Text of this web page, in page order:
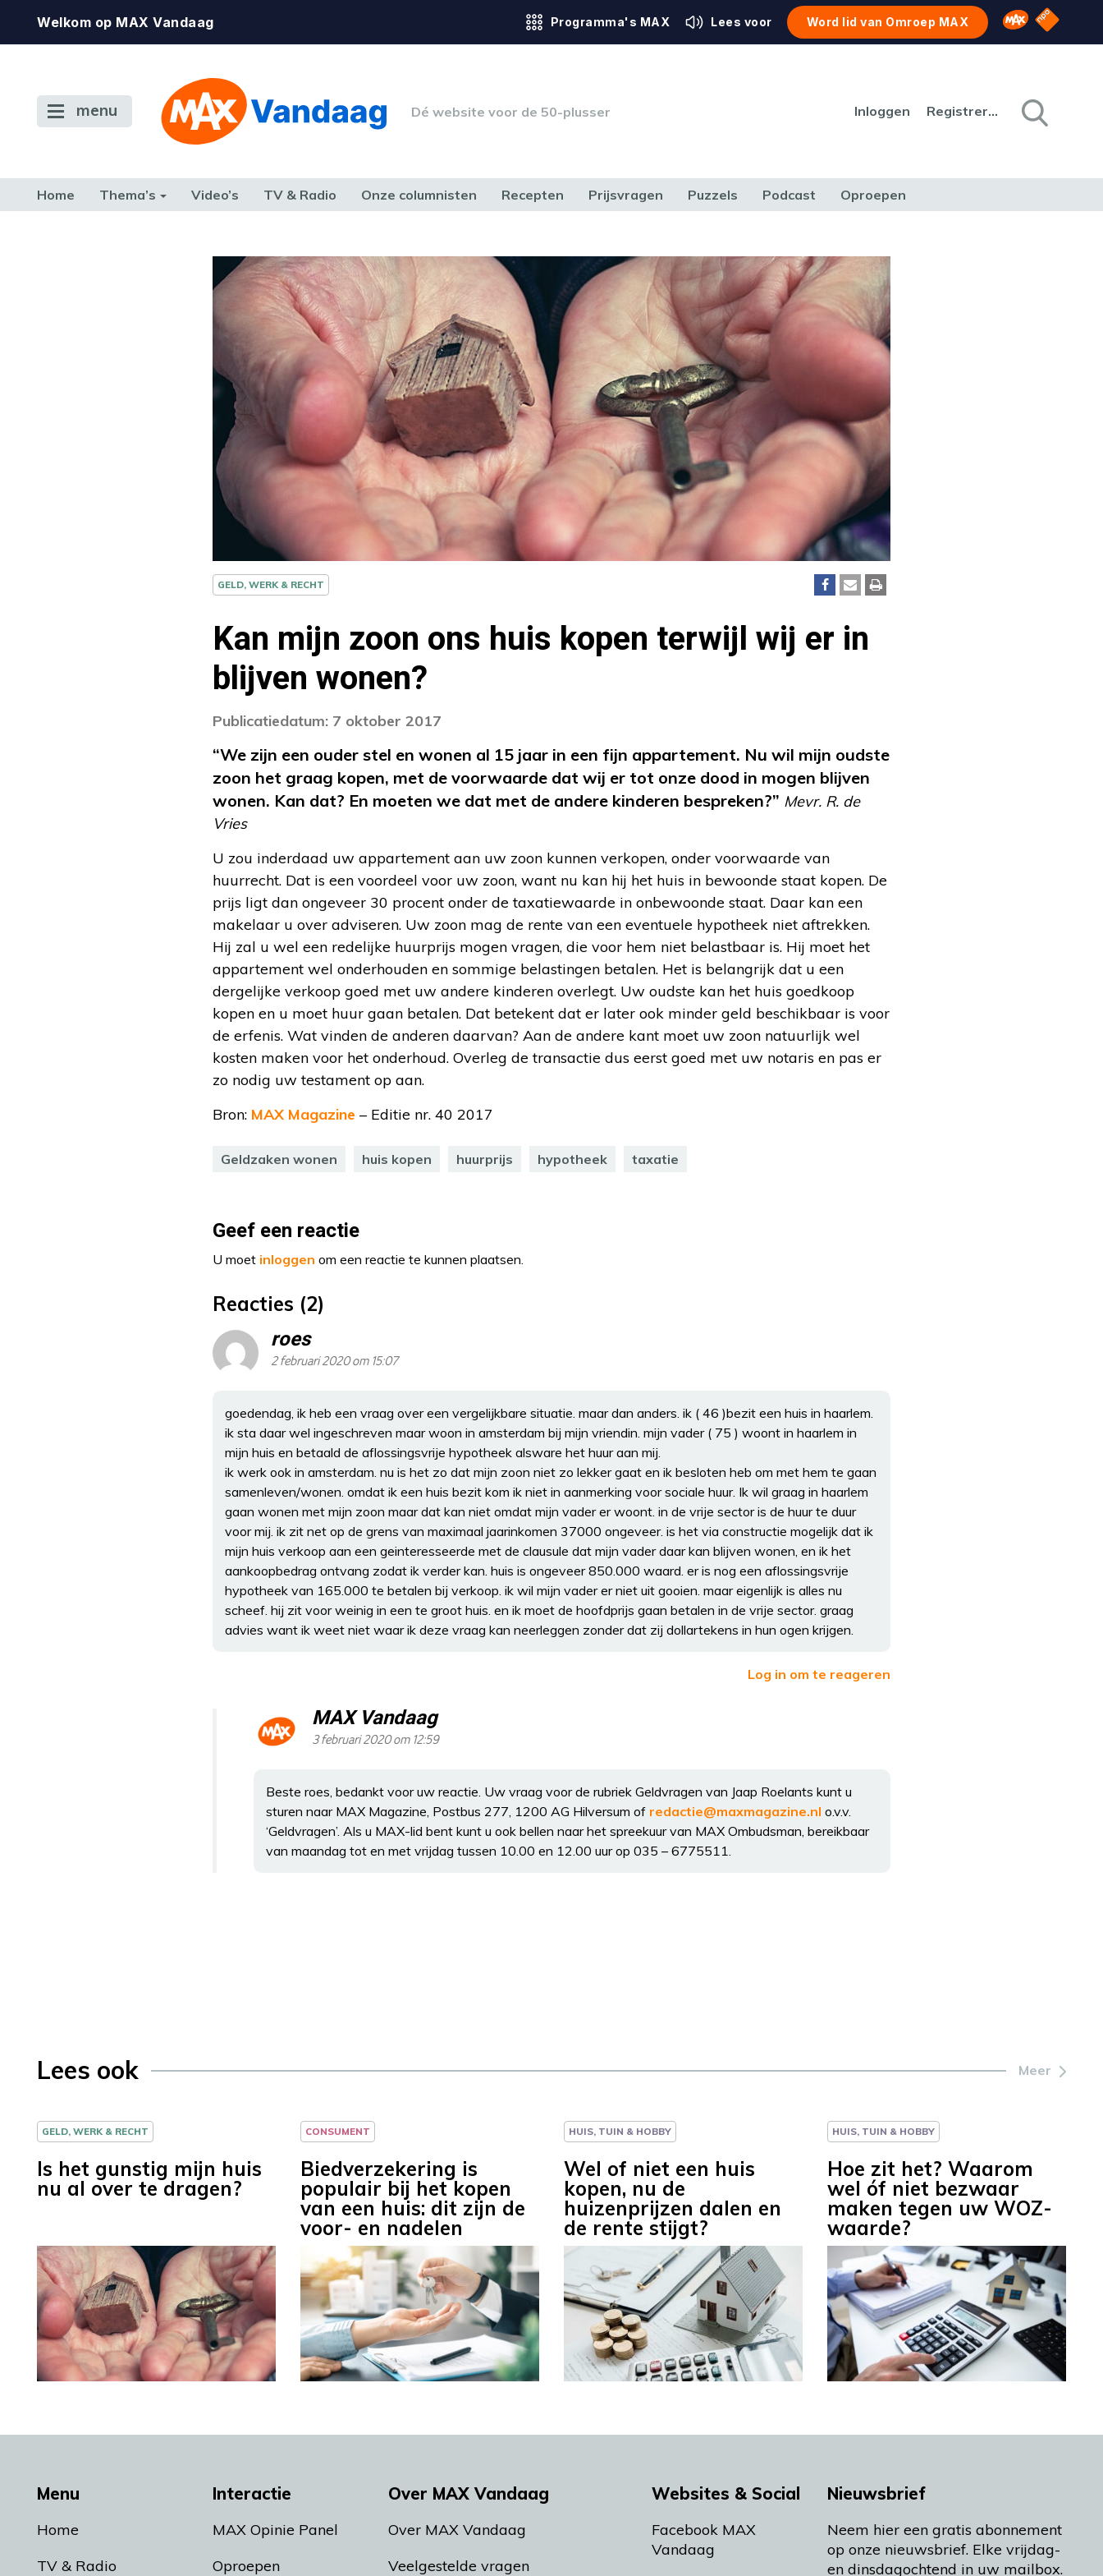
Welkom op MAX Vandaag Programma's MAX Lees voor Word lid van Omroep MAX Omroep MAX
NPO
menu Dé website voor de 50-plusser Inloggen Registreren
Home Thema’s Video’s TV & Radio Onze columnisten Recepten Prijsvragen Puzzels Podcast Oproepen
GELD, WERK & RECHT
Kan mijn zoon ons huis kopen terwijl wij er in
blijven wonen?
Publicatiedatum: 7 oktober 2017
“We zijn een ouder stel en wonen al 15 jaar in een fijn appartement. Nu wil mijn oudste
zoon het graag kopen, met de voorwaarde dat wij er tot onze dood in mogen blijven
wonen. Kan dat? En moeten we dat met de andere kinderen bespreken?” Mevr. R. de
Vries
U zou inderdaad uw appartement aan uw zoon kunnen verkopen, onder voorwaarde van
huurrecht. Dat is een voordeel voor uw zoon, want nu kan hij het huis in bewoonde staat kopen. De
prijs ligt dan ongeveer 30 procent onder de taxatiewaarde in onbewoonde staat. Daar kan een
makelaar u over adviseren. Uw zoon mag de rente van een eventuele hypotheek niet aftrekken.
Hij zal u wel een redelijke huurprijs mogen vragen, die voor hem niet belastbaar is. Hij moet het
appartement wel onderhouden en sommige belastingen betalen. Het is belangrijk dat u een
dergelijke verkoop goed met uw andere kinderen overlegt. Uw oudste kan het huis goedkoop
kopen en u moet huur gaan betalen. Dat betekent dat er later ook minder geld beschikbaar is voor
de erfenis. Wat vinden de anderen daarvan? Aan de andere kant moet uw zoon natuurlijk wel
kosten maken voor het onderhoud. Overleg de transactie dus eerst goed met uw notaris en pas er
zo nodig uw testament op aan.
Bron: MAX Magazine – Editie nr. 40 2017
Geldzaken wonen huis kopen huurprijs hypotheek taxatie
Geef een reactie
U moet inloggen om een reactie te kunnen plaatsen.
Reacties (2)
roes
2 februari 2020 om 15:07
goedendag, ik heb een vraag over een vergelijkbare situatie. maar dan anders. ik ( 46 )bezit een huis in haarlem.
ik sta daar wel ingeschreven maar woon in amsterdam bij mijn vriendin. mijn vader ( 75 ) woont in haarlem in
mijn huis en betaald de aflossingsvrije hypotheek alsware het huur aan mij.
ik werk ook in amsterdam. nu is het zo dat mijn zoon niet zo lekker gaat en ik besloten heb om met hem te gaan
samenleven/wonen. omdat ik een huis bezit kom ik niet in aanmerking voor sociale huur. Ik wil graag in haarlem
gaan wonen met mijn zoon maar dat kan niet omdat mijn vader er woont. in de vrije sector is de huur te duur
voor mij. ik zit net op de grens van maximaal jaarinkomen 37000 ongeveer. is het via constructie mogelijk dat ik
mijn huis verkoop aan een geinteresseerde met de clausule dat mijn vader daar kan blijven wonen, en ik het
aankoopbedrag ontvang zodat ik verder kan. huis is ongeveer 850.000 waard. er is nog een aflossingsvrije
hypotheek van 165.000 te betalen bij verkoop. ik wil mijn vader er niet uit gooien. maar eigenlijk is alles nu
scheef. hij zit voor weinig in een te groot huis. en ik moet de hoofdprijs gaan betalen in de vrije sector. graag
advies want ik weet niet waar ik deze vraag kan neerleggen zonder dat zij dollartekens in hun ogen krijgen.
Log in om te reageren
MAX Vandaag
3 februari 2020 om 12:59
Beste roes, bedankt voor uw reactie. Uw vraag voor de rubriek Geldvragen van Jaap Roelants kunt u
sturen naar MAX Magazine, Postbus 277, 1200 AG Hilversum of redactie@maxmagazine.nl o.v.v.
‘Geldvragen’. Als u MAX-lid bent kunt u ook bellen naar het spreekuur van MAX Ombudsman, bereikbaar
van maandag tot en met vrijdag tussen 10.00 en 12.00 uur op 035 – 6775511.
Lees ook Meer
GELD, WERK & RECHT
Is het gunstig mijn huis
nu al over te dragen?
CONSUMENT
Biedverzekering is
populair bij het kopen
van een huis: dit zijn de
voor- en nadelen
HUIS, TUIN & HOBBY
Wel of niet een huis
kopen, nu de
huizenprijzen dalen en
de rente stijgt?
HUIS, TUIN & HOBBY
Hoe zit het? Waarom
wel óf niet bezwaar
maken tegen uw WOZ-
waarde?
Menu
Home
TV & Radio
Interactie
MAX Opinie Panel
Oproepen
Over MAX Vandaag
Over MAX Vandaag
Veelgestelde vragen
Websites & Social
Facebook MAX
Vandaag
Nieuwsbrief
Neem hier een gratis abonnement
op onze nieuwsbrief. Elke vrijdag-
en dinsdagochtend in uw mailbox.